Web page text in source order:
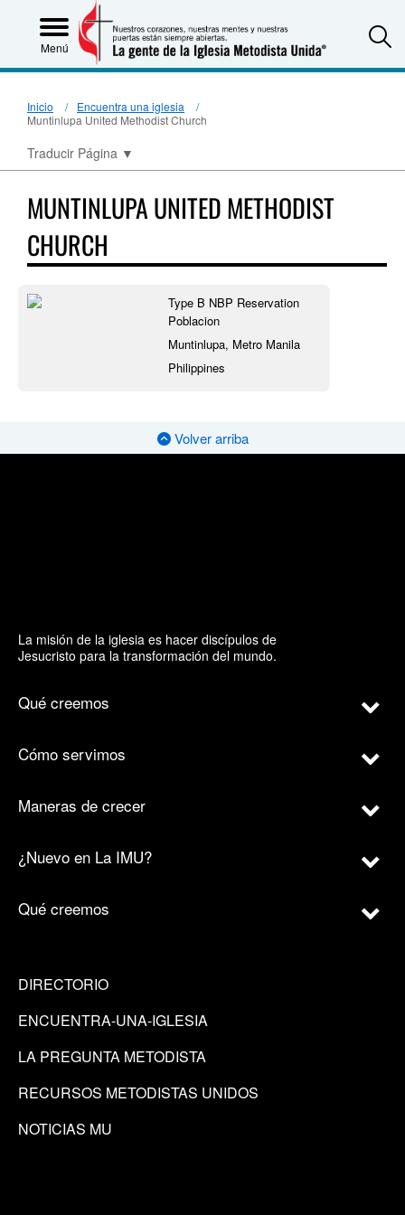
Menú
Inicio
Encuentra una iglesia
Muntinlupa United Methodist Church
Traducir Página ▼
MUNTINLUPA UNITED METHODIST
CHURCH
Type B NBP Reservation
Poblacion
Muntinlupa, Metro Manila
Philippines
Volver arriba
La misión de la iglesia es hacer discípulos de
Jesucristo para la transformación del mundo.
Qué creemos
Cómo servimos
Maneras de crecer
¿Nuevo en La IMU?
Qué creemos
DIRECTORIO
ENCUENTRA-UNA-IGLESIA
LA PREGUNTA METODISTA
RECURSOS METODISTAS UNIDOS
NOTICIAS MU